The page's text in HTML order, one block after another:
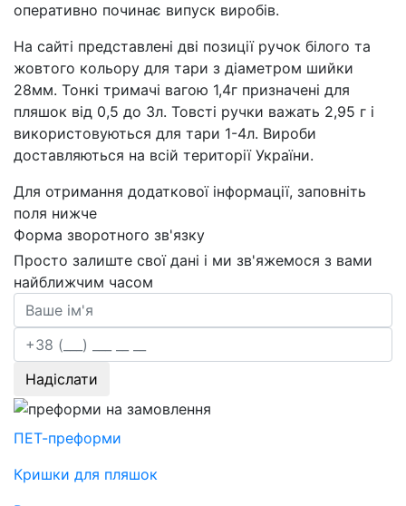
оперативно починає випуск виробів.
На сайті представлені дві позиції ручок білого та
жовтого кольору для тари з діаметром шийки
28мм. Тонкі тримачі вагою 1,4г призначені для
пляшок від 0,5 до 3л. Товсті ручки важать 2,95 г і
використовуються для тари 1-4л. Вироби
доставляються на всій території України.
Для отримання додаткової інформації, заповніть
поля нижче
Форма зворотного зв'язку
Просто залиште свої дані і ми зв'яжемося з вами
найближчим часом
Надіслати
ПЕТ-преформи
Кришки для пляшок